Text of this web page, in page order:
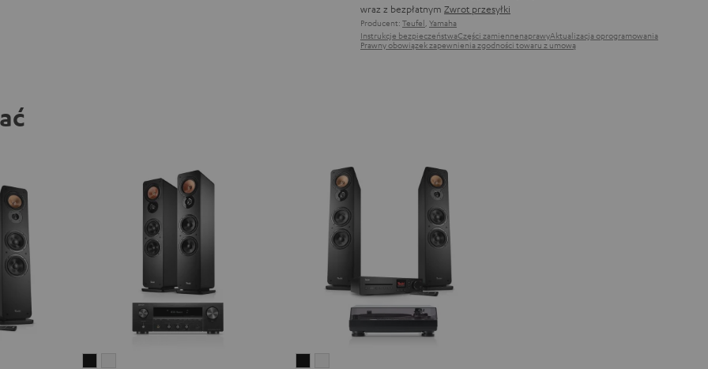
wraz z bezpłatnym Zwrot przesyłki
Producent: Teufel, Yamaha
Instrukcje bezpieczeństwaCzęści zamiennenaprawyAktualizacja oprogramowania
Prawny obowiązek zapewnienia zgodności towaru z umową